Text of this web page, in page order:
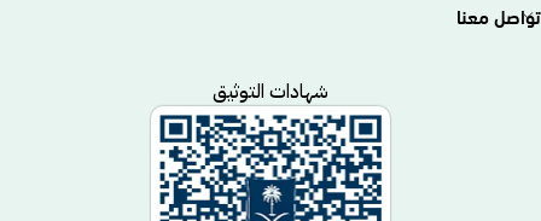
تواصل معنا
شهادات التوثيق